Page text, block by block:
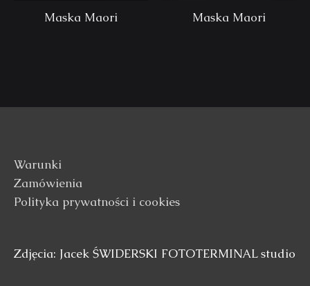
Maska Maori Maska Maori
Warunki
Zamówienia
Polityka prywatności i cookies
Zdjęcia: Jacek ŚWIDERSKI FOTOTERMINAL studio